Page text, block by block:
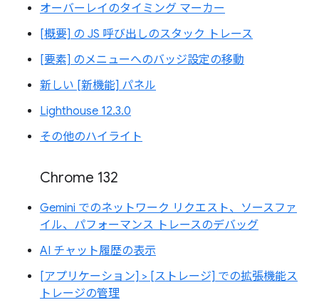
オーバーレイのタイミング マーカー
[概要] の JS 呼び出しのスタック トレース
[要素] のメニューへのバッジ設定の移動
新しい [新機能] パネル
Lighthouse 12.3.0
その他のハイライト
Chrome 132
Gemini でのネットワーク リクエスト、ソースファ
イル、パフォーマンス トレースのデバッグ
AI チャット履歴の表示
[アプリケーション] > [ストレージ] での拡張機能ス
トレージの管理